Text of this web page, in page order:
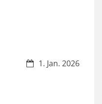
Datum:1. Jan. 2026